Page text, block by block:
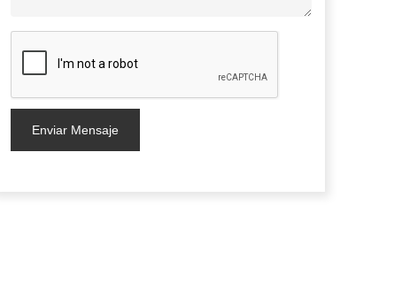
Enviar Mensaje